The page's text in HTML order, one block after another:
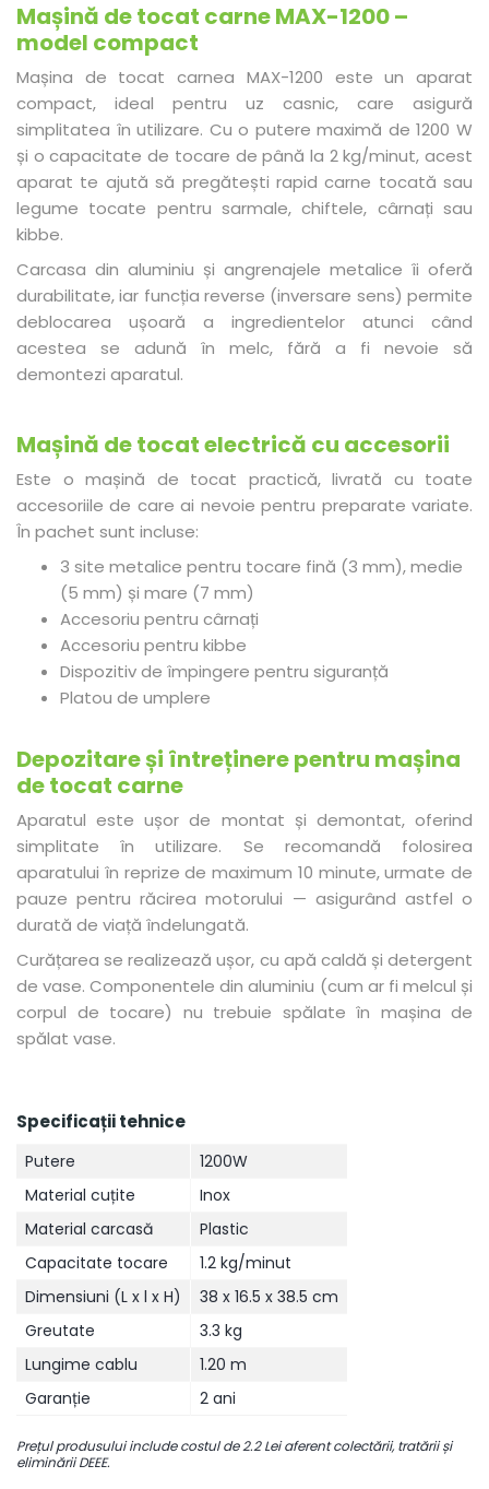
Mașină de tocat carne MAX-1200 –
model compact
Mașina de tocat carnea MAX-1200 este un aparat
compact, ideal pentru uz casnic, care asigură
simplitatea în utilizare. Cu o putere maximă de 1200 W
și o capacitate de tocare de până la 2 kg/minut, acest
aparat te ajută să pregătești rapid carne tocată sau
legume tocate pentru sarmale, chiftele, cârnați sau
kibbe.
Carcasa din aluminiu și angrenajele metalice îi oferă
durabilitate, iar funcția reverse (inversare sens) permite
deblocarea ușoară a ingredientelor atunci când
acestea se adună în melc, fără a fi nevoie să
demontezi aparatul.
Mașină de tocat electrică cu accesorii
Este o mașină de tocat practică, livrată cu toate
accesoriile de care ai nevoie pentru preparate variate.
În pachet sunt incluse:
3 site metalice pentru tocare fină (3 mm), medie
(5 mm) și mare (7 mm)
Accesoriu pentru cârnați
Accesoriu pentru kibbe
Dispozitiv de împingere pentru siguranță
Platou de umplere
Depozitare și întreținere pentru mașina
de tocat carne
Aparatul este ușor de montat și demontat, oferind
simplitate în utilizare. Se recomandă folosirea
aparatului în reprize de maximum 10 minute, urmate de
pauze pentru răcirea motorului — asigurând astfel o
durată de viață îndelungată.
Curățarea se realizează ușor, cu apă caldă și detergent
de vase. Componentele din aluminiu (cum ar fi melcul și
corpul de tocare) nu trebuie spălate în mașina de
spălat vase.
Specificații tehnice
Putere
1200W
Material cuțite
Inox
Material carcasă
Plastic
Capacitate tocare
1.2 kg/minut
Dimensiuni (L x l x H)
38 x 16.5 x 38.5 cm
Greutate
3.3 kg
Lungime cablu
1.20 m
Garanție
2 ani
Prețul produsului include costul de 2.2 Lei aferent colectării, tratării și
eliminării DEEE.